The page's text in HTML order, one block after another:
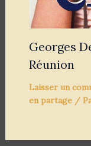
Georges
Réunion
Laisser un
en partage/